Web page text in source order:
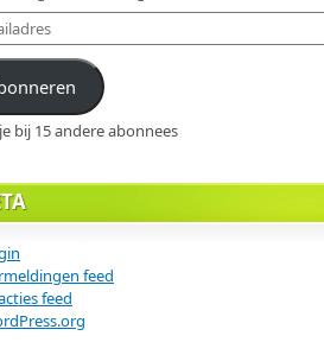
bij 15 andere abonnees
feed
feed